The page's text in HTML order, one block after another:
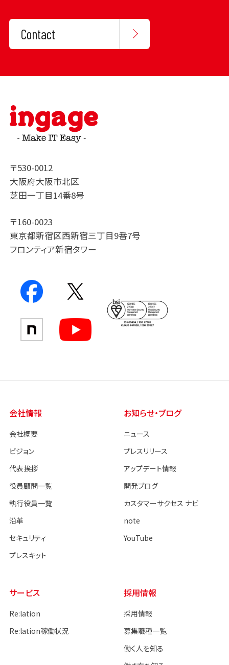
Contact
〒530-0012
大阪府大阪市北区
芝田一丁目14番8号
〒160-0023
東京都新宿区西新宿三丁目9番7号
フロンティア新宿タワー
会社情報
会社概要
ビジョン
代表挨拶
役員顧問一覧
執行役員一覧
沿革
セキュリティ
プレスキット
お知らせ・ブログ
ニュース
プレスリリース
アップデート情報
開発ブログ
カスタマーサクセス ナビ
note
YouTube
サービス
Re:lation
Re:lation稼働状況
採用情報
採用情報
募集職種一覧
働く人を知る